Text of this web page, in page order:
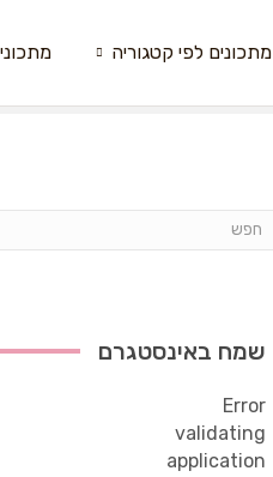
מתכונים לפי קטגוריה
שמח באינסטגרם
Error
validating
application